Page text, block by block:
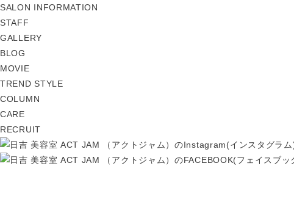
SALON INFORMATION
STAFF
GALLERY
BLOG
MOVIE
TREND STYLE
COLUMN
CARE
RECRUIT